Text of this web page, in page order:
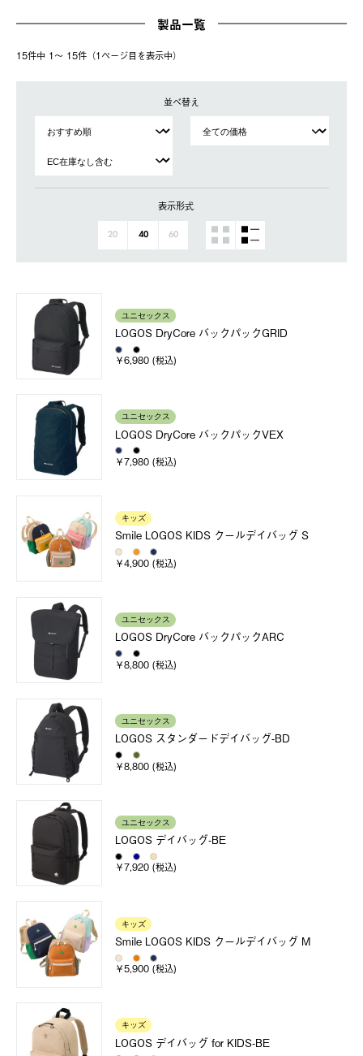
製品一覧
15件中 1〜 15件（1ページ⽬を表⽰中）
並べ替え
表示形式
20 40 60
ユニセックス
LOGOS DryCore バックパックGRID
￥6,980 (税込)
ユニセックス
LOGOS DryCore バックパックVEX
￥7,980 (税込)
キッズ
Smile LOGOS KIDS クールデイバッグ S
￥4,900 (税込)
ユニセックス
LOGOS DryCore バックパックARC
￥8,800 (税込)
ユニセックス
LOGOS スタンダードデイバッグ-BD
￥8,800 (税込)
ユニセックス
LOGOS デイバッグ-BE
￥7,920 (税込)
キッズ
Smile LOGOS KIDS クールデイバッグ M
￥5,900 (税込)
キッズ
LOGOS デイバッグ for KIDS-BE